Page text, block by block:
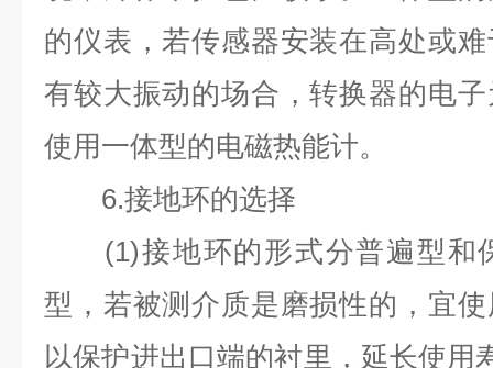
的仪表，若传感器安装在高处或
有较大振动的场合，转换器的电
使用一体型的电磁热能计。
6.接地环的选择
(1)接地环的形式分普遍型和
型，若被测介质是磨损性的，宜
以保护进出口端的衬里，延长使用